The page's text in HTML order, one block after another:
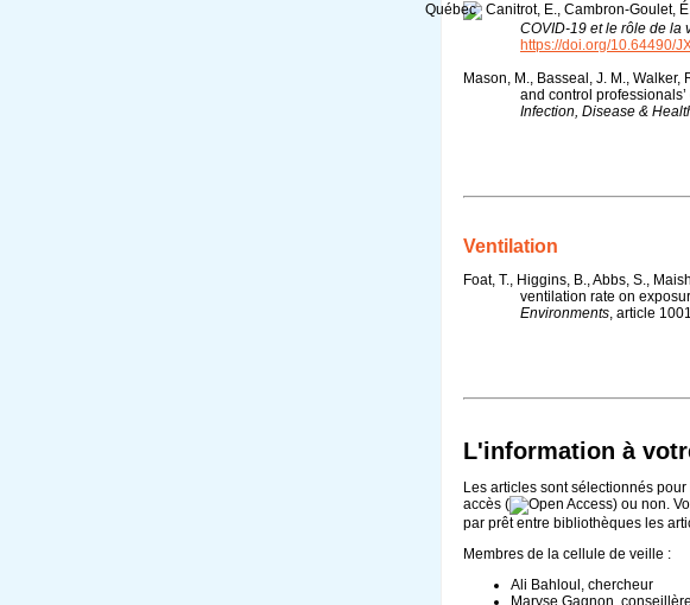
Canitrot, E., Cambron-Goulet,
COVID-19 et le rôle de la
https://doi.org/10.64490/
Mason, M., Basseal, J. M.,
and control
Infection, Disease &
Ventilation
Foat, T., Higgins, B., Abbs, S.,
ventilation rate on
Environments, article
L'information à
Les articles sont sélectionnés
accès (
) ou non.
par prêt entre bibliothèques les
Membres de la cellule de veille :
Ali Bahloul, chercheur
Maryse Gagnon,